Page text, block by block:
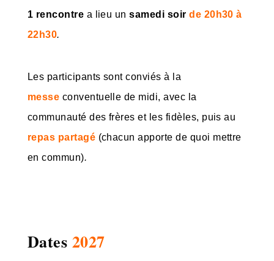
1 rencontre a lieu unsamedi soir de 20h30 à
22h30.
Les participants sont conviés à la
messe conventuelle de midi, avec la
communauté des frères et les fidèles, puis au
repas partagé (chacun apporte de quoi mettre
en commun).
Dates 2027